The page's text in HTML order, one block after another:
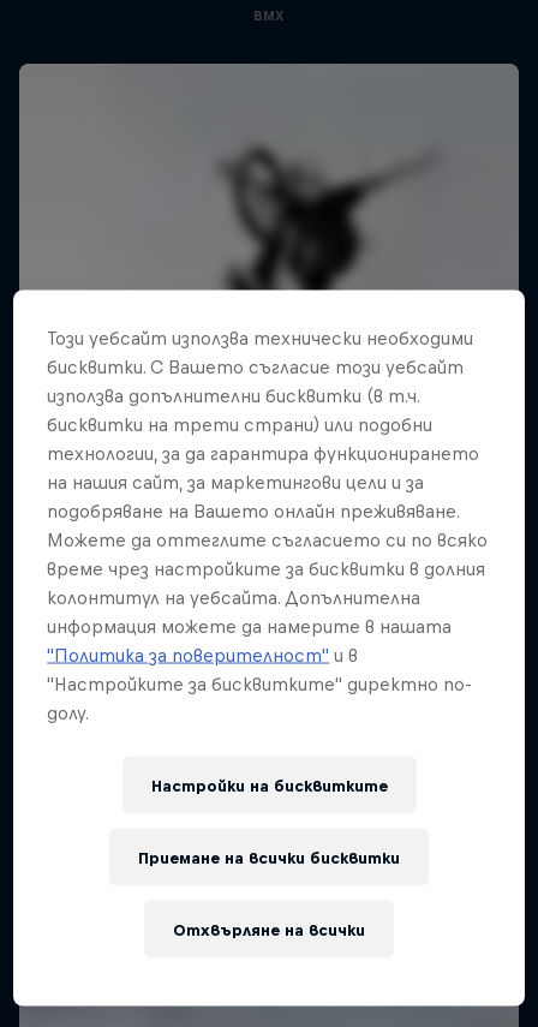
BMX
Този уебсайт използва технически необходими
бисквитки. С Вашето съгласие този уебсайт
използва допълнителни бисквитки (в т.ч.
бисквитки на трети страни) или подобни
технологии, за да гарантира функционирането
на нашия сайт, за маркетингови цели и за
подобряване на Вашето онлайн преживяване.
Можете да оттеглите съгласието си по всяко
време чрез настройките за бисквитки в долния
колонтитул на уебсайта. Допълнителна
информация можете да намерите в нашата
"Политика за поверителност" и в
"Настройките за бисквитките" директно по-
долу.
Настройки на бисквитките
Отхвърляне на всички
Приемане на всички бисквитки